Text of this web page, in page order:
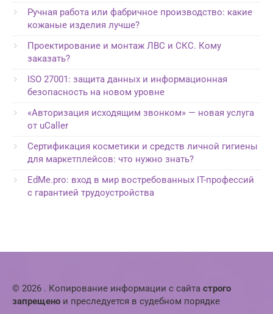
Ручная работа или фабричное производство: какие
кожаные изделия лучше?
Проектирование и монтаж ЛВС и СКС. Кому
заказать?
ISO 27001: защита данных и информационная
безопасность на новом уровне
«Авторизация исходящим звонком» — новая услуга
от uCaller
Сертификация косметики и средств личной гигиены
для маркетплейсов: что нужно знать?
EdMe.pro: вход в мир востребованных IT-профессий
с гарантией трудоустройства
© 2026 . Копирование информации с сайта строго
запрещено и преследуется в судебном порядке